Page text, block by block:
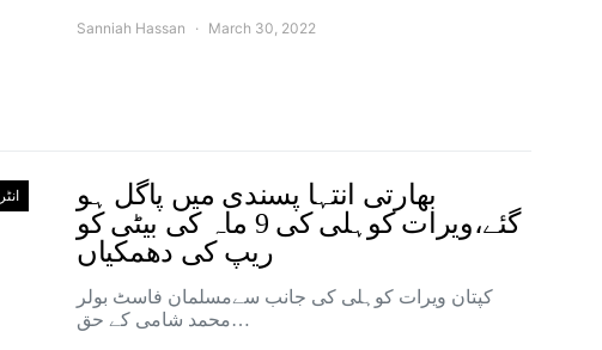
Sanniah Hassan March 30, 2022
بھارتی انتہا پسندی میں پاگل ہو
گئے،ویرات کوہلی کی 9 ماہ کی بیٹی کو
ریپ کی دھمکیاں
کپتان ویرات کوہلی کی جانب سےمسلمان فاسٹ بولر
محمد شامی کے حق…